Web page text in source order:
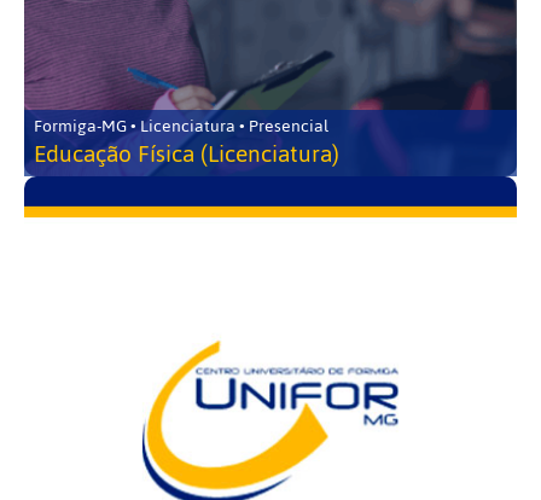
Formiga-MG • Licenciatura • Presencial
Educação Física (Licenciatura)